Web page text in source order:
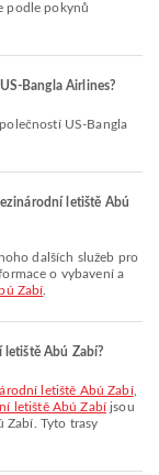
podle pokynů
Bangla Airlines?
letiště Abú
o vybavení a
Zabí
Abú Zabí?
letiště Abú Zabí,
letiště Abú Zabíjsou
Zabí. Tyto trasy